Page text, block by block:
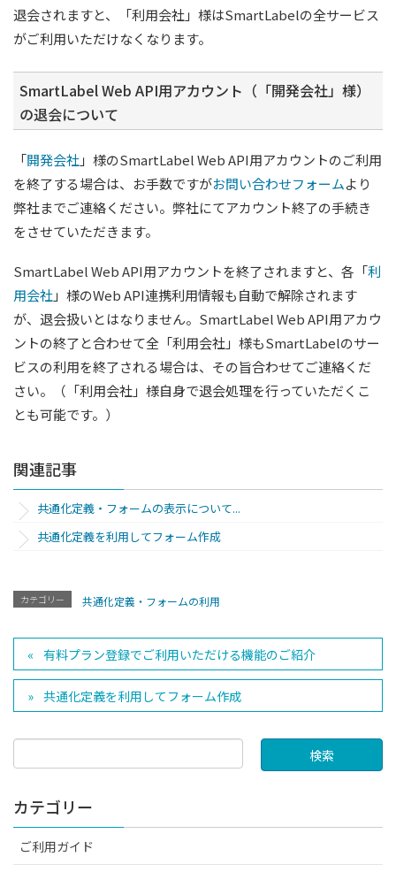
退会されますと、「利用会社」様はSmartLabelの全サービス
がご利用いただけなくなります。
SmartLabel Web API用アカウント（「開発会社」様）
の退会について
「開発会社」様のSmartLabel Web API用アカウントのご利用
を終了する場合は、お手数ですがお問い合わせフォームより
弊社までご連絡ください。弊社にてアカウント終了の手続き
をさせていただきます。
SmartLabel Web API用アカウントを終了されますと、各「利
用会社」様のWeb API連携利用情報も自動で解除されます
が、退会扱いとはなりません。SmartLabel Web API用アカウ
ントの終了と合わせて全「利用会社」様もSmartLabelのサー
ビスの利用を終了される場合は、その旨合わせてご連絡くだ
さい。（「利用会社」様自身で退会処理を行っていただくこ
とも可能です。）
関連記事
共通化定義・フォームの表示について...
共通化定義を利用してフォーム作成
カテゴリー 共通化定義・フォームの利用
有料プラン登録でご利用いただける機能のご紹介
共通化定義を利用してフォーム作成
カテゴリー
ご利用ガイド